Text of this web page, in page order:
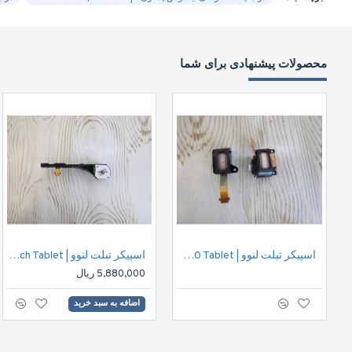
محصولات پیشنهادی برای شما
اسپیکر تبلت لنوو | Speaker Lenovo B6000 Tablet اسپیکر تبلت لنوو | Speaker Lenovo Yoga2 8inch Tablet
5,880,000 ریال
اضافه به سبد خرید